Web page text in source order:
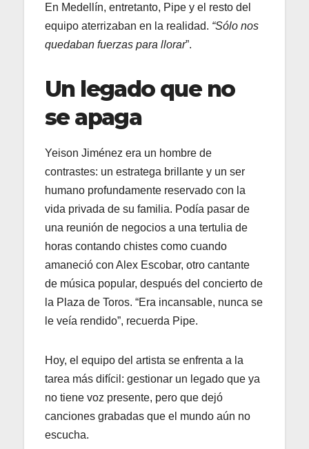
En Medellín, entretanto, Pipe y el resto del
equipo aterrizaban en la realidad. “Sólo nos
quedaban fuerzas para llorar”.
Un legado que no
se apaga
Yeison Jiménez era un hombre de
contrastes: un estratega brillante y un ser
humano profundamente reservado con la
vida privada de su familia. Podía pasar de
una reunión de negocios a una tertulia de
horas contando chistes como cuando
amaneció con Alex Escobar, otro cantante
de música popular, después del concierto de
la Plaza de Toros. “Era incansable, nunca se
le veía rendido”, recuerda Pipe.
Hoy, el equipo del artista se enfrenta a la
tarea más difícil: gestionar un legado que ya
no tiene voz presente, pero que dejó
canciones grabadas que el mundo aún no
escucha.